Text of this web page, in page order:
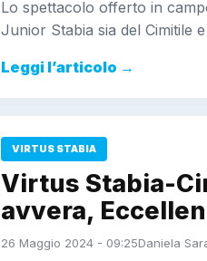
Lo spettacolo offerto in
Junior Stabia sia del Cimitile
Leggi l’articolo →
VIRTUS STABIA
Virtus Stabia-
avvera,
26 Maggio 2024 - 09:25Daniela